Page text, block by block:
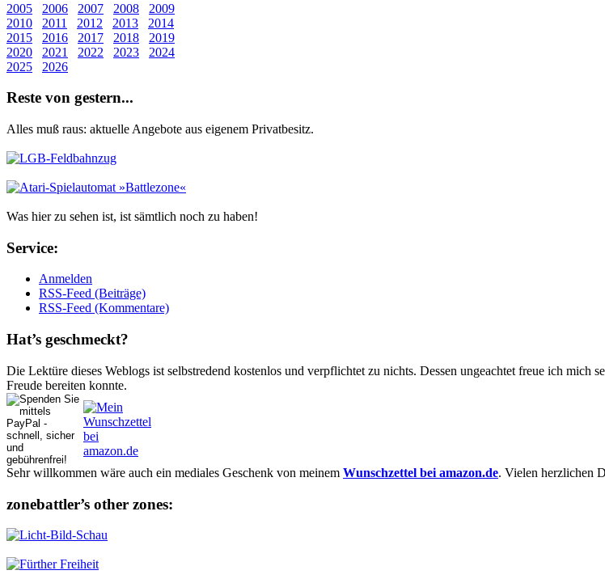
2005 2006 2007 2008
2009
2010
2011 2012 2013
2014
2015
2016 2017 2018
2019
2020
2021 2022 2023
2024
2025
2026
Re­ste von ge­stern...
Alles muß raus: aktuelle An­ge­bo­te aus eigenem Privatbesitz.
Was hier zu sehen ist, ist sämt­lich noch zu haben!
Ser­vice:
Anmelden
RSS-Feed (Beiträge)
RSS-Feed (Kommentare)
Hat’s ge­schmeckt?
Die Lektüre dieses Weblogs ist selbstredend kostenlos und ver­pflich­tet zu nichts. Dessen un­ge­achtet freue ich mich
Freude bereiten konnte.
Sehr willkommen wäre auch ein mediales Geschenk von meinem Wunschzettel bei amazon.de. Vielen herzlichen
zonebattler’s other zo­nes: